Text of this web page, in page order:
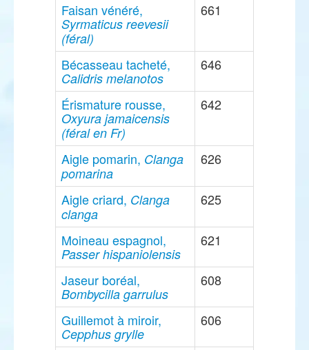
Faisan vénéré,
Syrmaticus reevesii
(féral)
661
Bécasseau tacheté,
Calidris melanotos
646
Érismature rousse,
Oxyura jamaicensis
(féral en Fr)
642
Aigle pomarin, Clanga
pomarina
626
Aigle criard, Clanga
clanga
625
Moineau espagnol,
Passer hispaniolensis
621
Jaseur boréal,
Bombycilla garrulus
608
Guillemot à miroir,
Cepphus grylle
606